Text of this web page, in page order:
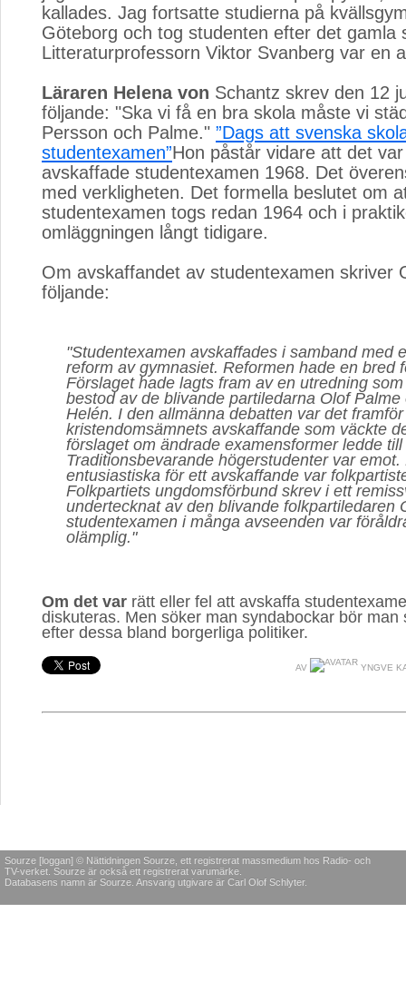
kallades. Jag fortsatte studierna på
Göteborg och tog studenten efter det gamla
Litteraturprofessorn Viktor Svanberg var en
Läraren Helena von Schantz skrev den 12
följande: "Ska vi få en bra skola måste vi
Persson och Palme." ”Dags att svenska
studentexamen”Hon påstår vidare att det
avskaffade studentexamen 1968. Det
med verkligheten. Det formella beslutet om
studentexamen togs redan 1964 och i
omläggningen långt tidigare.
Om avskaffandet av studentexamen skriver
följande:
"Studentexamen avskaffades i samband med
reform av gymnasiet. Reformen hade en bred
Förslaget hade lagts fram av en utredning
bestod av de blivande partiledarna Olof Palme
Helén. I den allmänna debatten var det
kristendomsämnets avskaffande som väckte
förslaget om ändrade examensformer ledde
Traditionsbevarande högerstudenter var emot.
entusiastiska för ett avskaffande var
Folkpartiets ungdomsförbund skrev i ett
undertecknat av den blivande folkpartiledaren
studentexamen i många avseenden var
olämplig."
Om det var rätt eller fel att avskaffa
diskuteras. Men söker man syndabockar bör man
efter dessa bland borgerliga politiker.
AV YNGVE
Sourze [loggan] © Nättidningen Sourze, ett registrerat massmedium hos Radio- och
TV-verket. Sourze är också ett registrerat varumärke.
Databasens namn är Sourze. Ansvarig utgivare är Carl Olof Schlyter.